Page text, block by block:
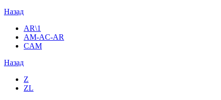
Назад
AR\1
AM-AC-AR
CAM
Назад
Z
ZL